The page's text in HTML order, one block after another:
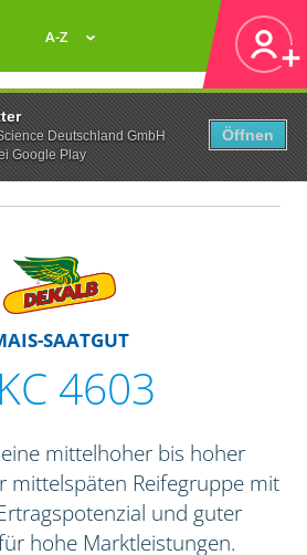
Deutschland GmbH
Google Play
Öffnen
A-Z
SAATGUT
4603
mittelhoher bis hoher
mittelspäten Reifegruppe mit
und guter
hohe Marktleistungen.